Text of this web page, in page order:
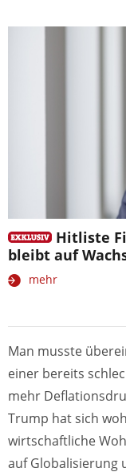
Hitliste
bleibt auf
mehr
Man musste
einer bereits
mehr
Trump hat sich
wirtschaftliche
auf Globalisierung